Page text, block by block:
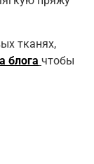
тканях,
блога чтобы